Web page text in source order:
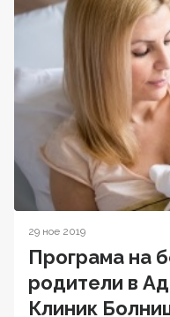
29 ное 2019
Програма на
родители в
Клиник